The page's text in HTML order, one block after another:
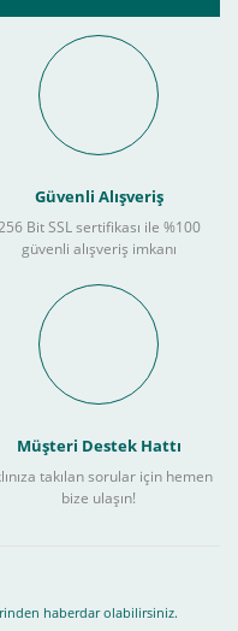
Güvenli Alışveriş
Bit SSL sertifikası ile %100
güvenli alışveriş imkanı
Müşteri Destek Hattı
takılan sorular için hemen
bize ulaşın!
haberdar olabilirsiniz.